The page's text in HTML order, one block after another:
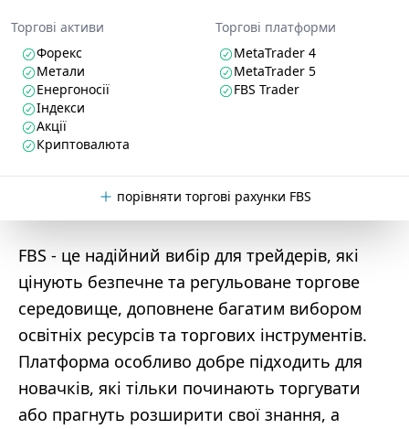
Торгові активи
Форекс
Метали
Енергоносії
Індекси
Акції
Криптовалюта
Торгові платформи
MetaTrader 4
MetaTrader 5
FBS Trader
порівняти торгові рахунки FBS
FBS - це надійний вибір для трейдерів, які
цінують безпечне та регульоване торгове
середовище, доповнене багатим вибором
освітніх ресурсів та торгових інструментів.
Платформа особливо добре підходить для
новачків, які тільки починають торгувати
або прагнуть розширити свої знання, а